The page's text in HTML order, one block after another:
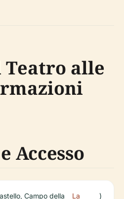
alle
Accesso
Campo della La )